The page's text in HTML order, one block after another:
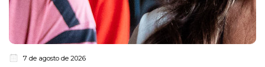
7 de agosto de 2026